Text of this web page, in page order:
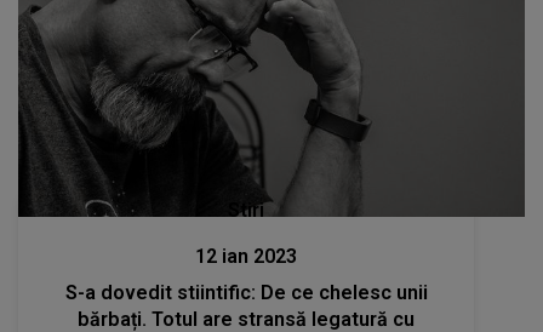
Stiri
12 ian 2023
S-a dovedit stiintific: De ce chelesc unii
bărbați. Totul are stransă legatură cu